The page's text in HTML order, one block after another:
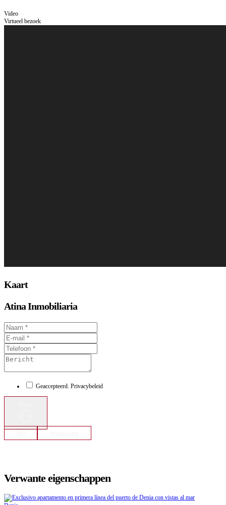
Video
Virtueel bezoek
Kaart
Atina Inmobiliaria
Geaccepteerd. Privacybeleid
Verwante eigenschappen